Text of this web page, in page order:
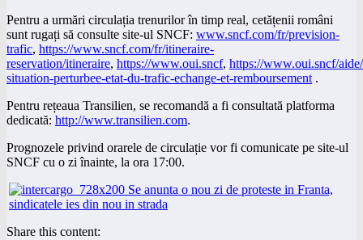
Pentru a urmări circulația trenurilor în timp real, cetățenii români
sunt rugați să consulte site-ul SNCF: www.sncf.com/fr/prevision-
trafic, https://www.sncf.com/fr/itineraire-
reservation/itineraire, https://www.oui.sncf, https://www.oui.sncf/
situation-perturbee-etat-du-trafic-echange-et-remboursement .
Pentru rețeaua Transilien, se recomandă a fi consultată platforma
dedicată: http://www.transilien.com.
Prognozele privind orarele de circulație vor fi comunicate pe site-ul
SNCF cu o zi înainte, la ora 17:00.
Share this content: